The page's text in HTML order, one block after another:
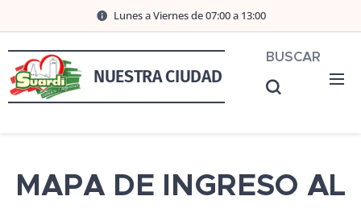
Lunes a Viernes de 07:00 a 13:00
NUESTRA CIUDAD
BUSCAR
MAPA DE INGRESO AL